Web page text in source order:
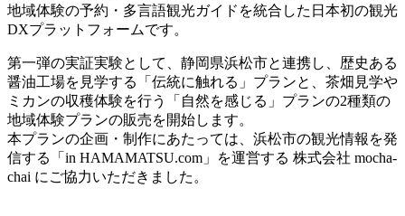
地域体験の予約・多言語観光ガイドを統合した日本初の観光
DXプラットフォームです。
第一弾の実証実験として、静岡県浜松市と連携し、歴史ある
醤油工場を見学する「伝統に触れる」プランと、茶畑見学や
ミカンの収穫体験を行う「自然を感じる」プランの2種類の
地域体験プランの販売を開始します。
本プランの企画・制作にあたっては、浜松市の観光情報を発
信する「in HAMAMATSU.com」を運営する 株式会社 mocha-
chai にご協力いただきました。